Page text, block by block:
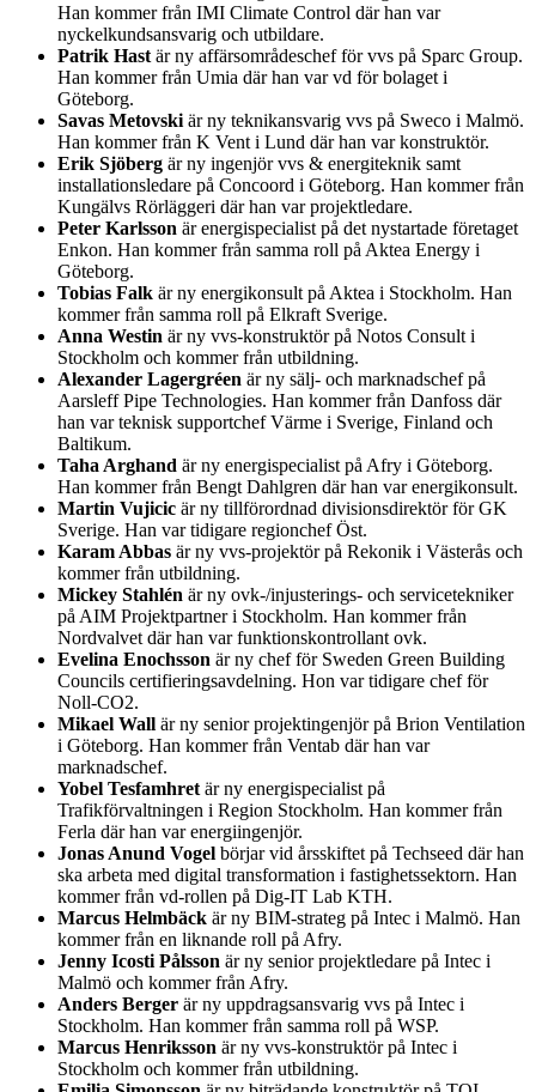
Han kommer från IMI Climate Control där han var
nyckelkundsansvarig och utbildare.
Patrik Hastär ny affärsområdeschef för vvs på Sparc Group.
Han kommer från Umia där han var vd för bolaget i
Göteborg.
Savas Metovskiär ny teknikansvarig vvs på Sweco i Malmö.
Han kommer från K Vent i Lund där han var konstruktör.
Erik Sjöberg är ny ingenjör vvs & energiteknik samt
installationsledare på Concoord i Göteborg. Han kommer från
Kungälvs Rörläggeri där han var projektledare.
Peter Karlsson är energispecialist på det nystartade företaget
Enkon. Han kommer från samma roll på Aktea Energy i
Göteborg.
Tobias Falk är ny energikonsult på Aktea i Stockholm. Han
kommer från samma roll på Elkraft Sverige.
Anna Westin är ny vvs-konstruktör på Notos Consult i
Stockholm och kommer från utbildning.
Alexander Lagergréen är ny sälj- och marknadschef på
Aarsleff Pipe Technologies. Han kommer från Danfoss där
han var teknisk supportchef Värme i Sverige, Finland och
Baltikum.
Taha Arghand är ny energispecialist på Afry i Göteborg.
Han kommer från Bengt Dahlgren där han var energikonsult.
Martin Vujicic är ny tillförordnad divisionsdirektör för GK
Sverige. Han var tidigare regionchef Öst.
Karam Abbas är ny vvs-projektör på Rekonik i Västerås och
kommer från utbildning.
Mickey Stahlén är ny ovk-/injusterings- och servicetekniker
på AIM Projektpartner i Stockholm. Han kommer från
Nordvalvet där han var funktionskontrollant ovk.
Evelina Enochsson är ny chef för Sweden Green Building
Councils certifieringsavdelning. Hon var tidigare chef för
Noll-CO2.
Mikael Wall är ny senior projektingenjör på Brion Ventilation
i Göteborg. Han kommer från Ventab där han var
marknadschef.
Yobel Tesfamhretär ny energispecialist på
Trafikförvaltningen i Region Stockholm. Han kommer från
Ferla där han var energiingenjör.
Jonas Anund Vogel börjar vid årsskiftet på Techseed där han
ska arbeta med digital transformation i fastighetssektorn. Han
kommer från vd-rollen på Dig-IT Lab KTH.
Marcus Helmbäck är ny BIM-strateg på Intec i Malmö. Han
kommer från en liknande roll på Afry.
Jenny Icosti Pålsson är ny senior projektledare på Intec i
Malmö och kommer från Afry.
Anders Berger är ny uppdragsansvarig vvs på Intec i
Stockholm. Han kommer från samma roll på WSP.
Marcus Henriksson är ny vvs-konstruktör på Intec i
Stockholm och kommer från utbildning.